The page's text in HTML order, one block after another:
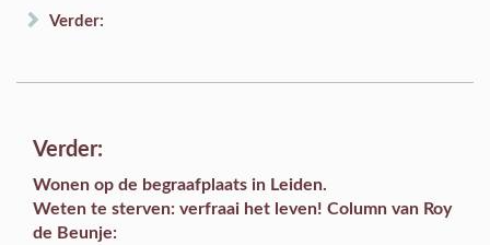
Verder:
Verder:
Wonen op de begraafplaats in Leiden.
Weten te sterven: verfraai het leven! Column van Roy
de Beunje: